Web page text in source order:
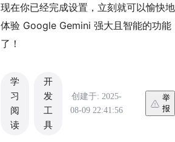
现在你已经完成设置，立刻就可以愉快地
体验 Google Gemini 强大且智能的功能
了！
学
习
阅
读
开
发
工
具
创建于: 2025-
08-09 22:41:56
举
报